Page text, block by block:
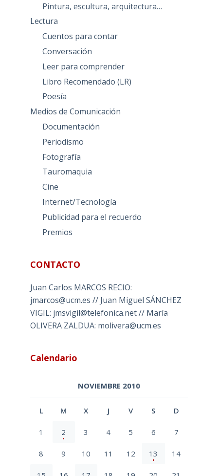
Pintura, escultura, arquitectura…
Lectura
Cuentos para contar
Conversación
Leer para comprender
Libro Recomendado (LR)
Poesía
Medios de Comunicación
Documentación
Periodismo
Fotografía
Tauromaquia
Cine
Internet/Tecnología
Publicidad para el recuerdo
Premios
CONTACTO
Juan Carlos MARCOS RECIO:
jmarcos@ucm.es // Juan Miguel SÁNCHEZ
VIGIL: jmsvigil@telefonica.net // María
OLIVERA ZALDUA: molivera@ucm.es
Calendario
NOVIEMBRE 2010
L M X J V S D
1 2 3 4 5 6 7
8 9 10 11 12 13 14